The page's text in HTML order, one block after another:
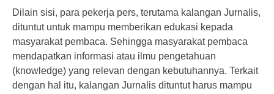
Dilain sisi, para pekerja pers, terutama kalangan Jurnalis,
dituntut untuk mampu memberikan edukasi kepada
masyarakat pembaca. Sehingga masyarakat pembaca
mendapatkan informasi atau ilmu pengetahuan
(knowledge) yang relevan dengan kebutuhannya. Terkait
dengan hal itu, kalangan Jurnalis dituntut harus mampu